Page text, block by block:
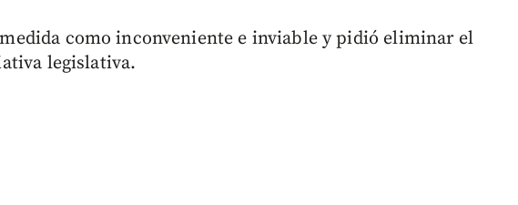
como inconveniente e inviable y pidió eliminar el
legislativa.